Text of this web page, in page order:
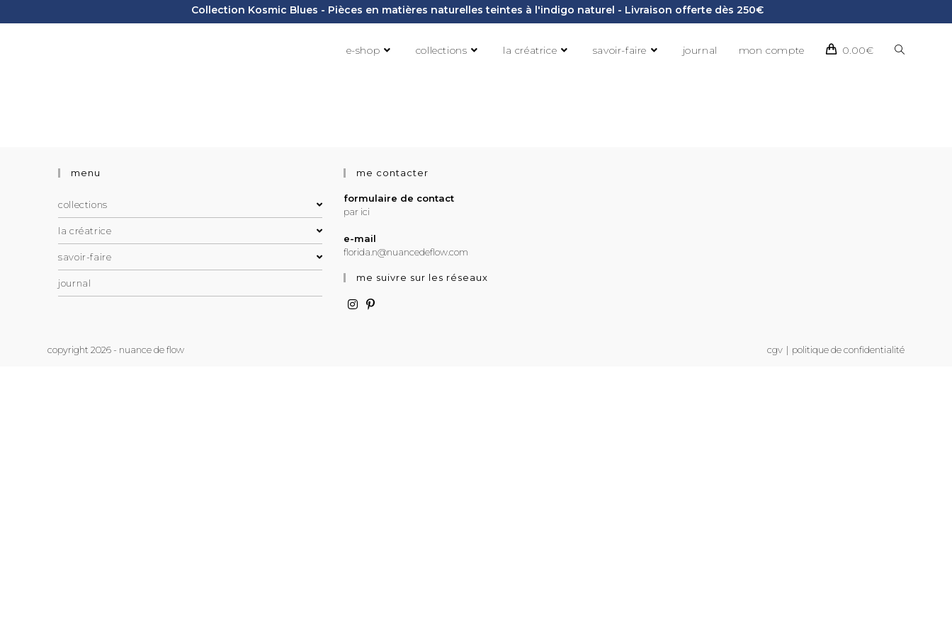
Collection Kosmic Blues - Pièces en matières naturelles teintes à l'indigo naturel - Livraison offerte dès 250€
e-shop collections la créatrice savoir-faire journal mon compte 0.00€
menu
collections
la créatrice
savoir-faire
journal
me contacter
formulaire de contact
par ici
e-mail
florida.n@nuancedeflow.com
me suivre sur les réseaux
cgv politique de confidentialité
copyright 2026 - nuance de flow